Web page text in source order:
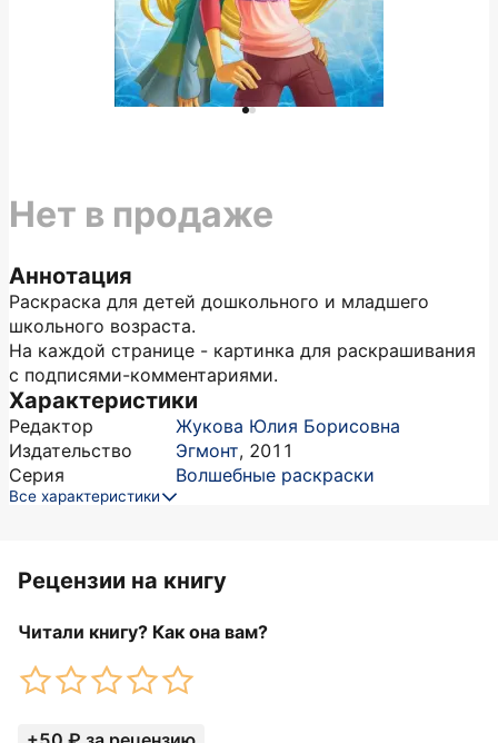
Аннотация
Раскраска для детей дошкольного и младшего
школьного возраста.
На каждой странице - картинка для раскрашивания
с подписями-комментариями.
Характеристики
Редактор
Жукова Юлия Борисовна
Издательство
Эгмонт, 2011
Серия
Волшебные раскраски
Все характеристики
Нет в продаже
Рецензии на книгу
Читали книгу? Как она вам?